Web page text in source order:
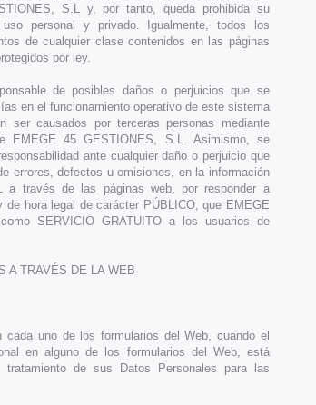
S.L y, por tanto, queda prohibida su
personal y privado. Igualmente, todos los
de cualquier clase contenidos en las páginas
por ley.
de posibles daños o perjuicios que se
en el funcionamiento operativo de este sistema
ser causados por terceras personas mediante
EMEGE 45 GESTIONES, S.L. Asimismo, se
ante cualquier daño o perjuicio que
errores, defectos u omisiones, en la información
a través de las páginas web, por responder a
hora legal de carácter PÚBLICO, que EMEGE
SERVICIO GRATUITO a los usuarios de
A TRAVÉS DE LA WEB
uno de los formularios del Web, cuando el
en alguno de los formularios del Web, está
de sus Datos Personales para las